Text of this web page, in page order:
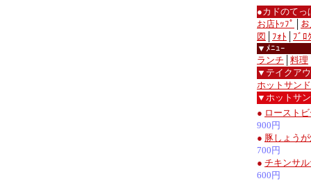
●カドのて
お店ﾄｯﾌﾟ
図
ﾌｫﾄ
ﾌﾞﾛ
▼ﾒﾆｭｰ
ランチ
料理
▼テイクア
ホットサンド
▼ホットサ
● ロースト
900円
● 豚しょう
700円
● チキンサ
600円